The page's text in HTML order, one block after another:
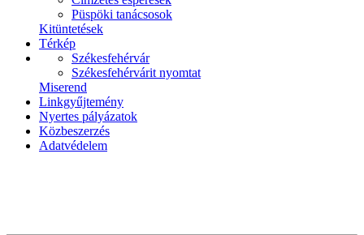
Püspöki tanácsosok
Kitüntetések
Térkép
Székesfehérvár
Székesfehérvárit nyomtat
Miserend
Linkgyűjtemény
Nyertes pályázatok
Közbeszerzés
Adatvédelem